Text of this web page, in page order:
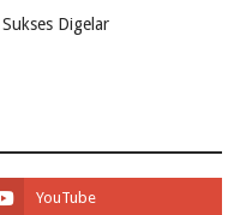
Digelar